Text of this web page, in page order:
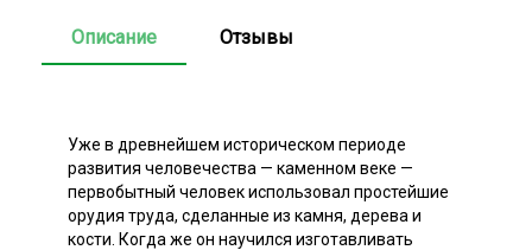
Описание Отзывы
Уже в древнейшем историческом периоде
развития человечества — каменном веке —
первобытный человек использовал простейшие
орудия труда, сделанные из камня, дерева и
кости. Когда же он научился изготавливать